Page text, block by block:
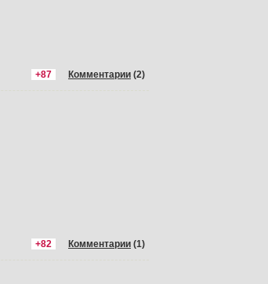
+87 Комментарии (2)
+82 Комментарии (1)